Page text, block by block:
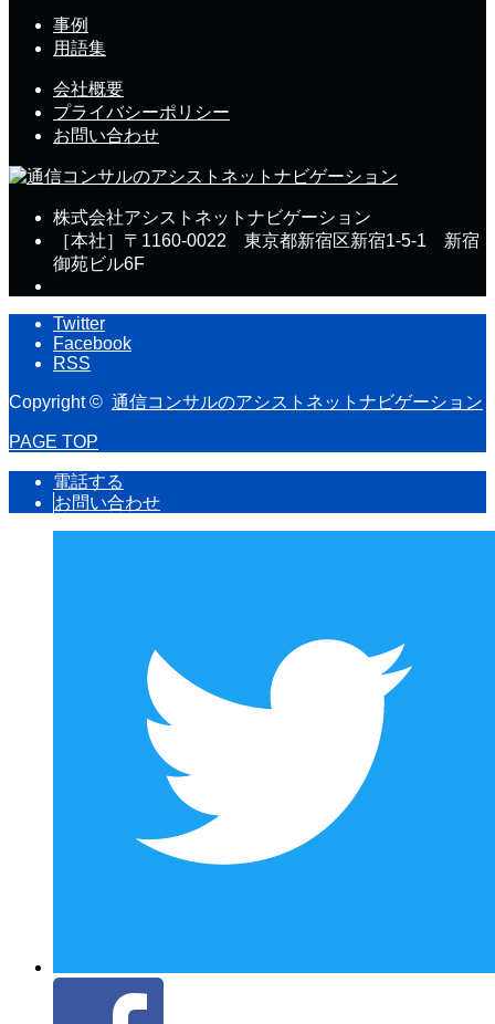
事例
用語集
会社概要
プライバシーポリシー
お問い合わせ
株式会社アシストネットナビゲーション
［本社］〒1160-0022 東京都新宿区新宿1-5-1 新宿
御苑ビル6F
Twitter
Facebook
RSS
Copyright © 通信コンサルのアシストネットナビゲーション
PAGE TOP
電話する
お問い合わせ